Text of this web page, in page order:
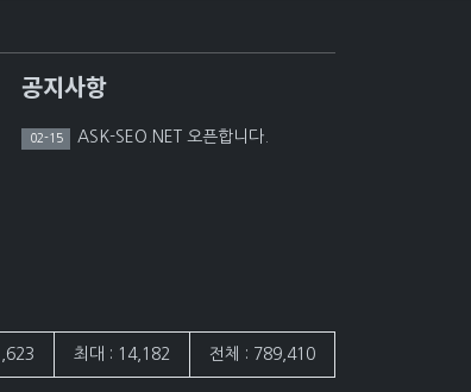
공지사항
02-15 ASK-SEO.NET 오픈합니다.
최대 : 14,182 전체 : 789,410